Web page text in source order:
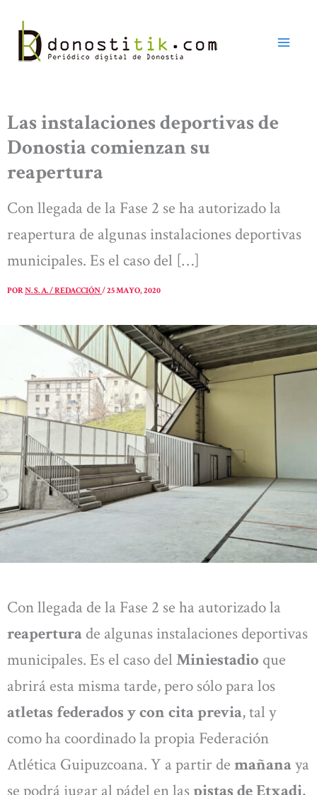
contenido
Las instalaciones deportivas de
Donostia comienzan su
reapertura
Con llegada de la Fase 2 se ha autorizado la
reapertura de algunas instalaciones deportivas
municipales. Es el caso del […]
PORN. S. A. / REDACCIÓN/25 MAYO, 2020
Con llegada de la Fase 2 se ha autorizado la
reapertura de algunas instalaciones deportivas
municipales. Es el caso del Miniestadio que
abrirá esta misma tarde, pero sólo para los
atletas federados y con cita previa, tal y
como ha coordinado la propia Federación
Atlética Guipuzcoana. Y a partir de mañanaya